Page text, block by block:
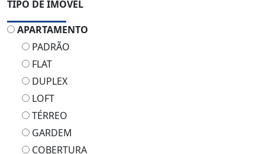
APARTAMENTO
PADRÃO
FLAT
DUPLEX
LOFT
TÉRREO
GARDEM
COBERTURA
FLAT